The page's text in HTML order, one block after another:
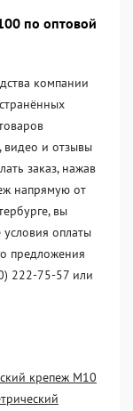
по оптовой
компании
видео и отзывы
заказ, нажав
напрямую от
вы
оплаты
предложения
222-75-57 или
крепеж М10